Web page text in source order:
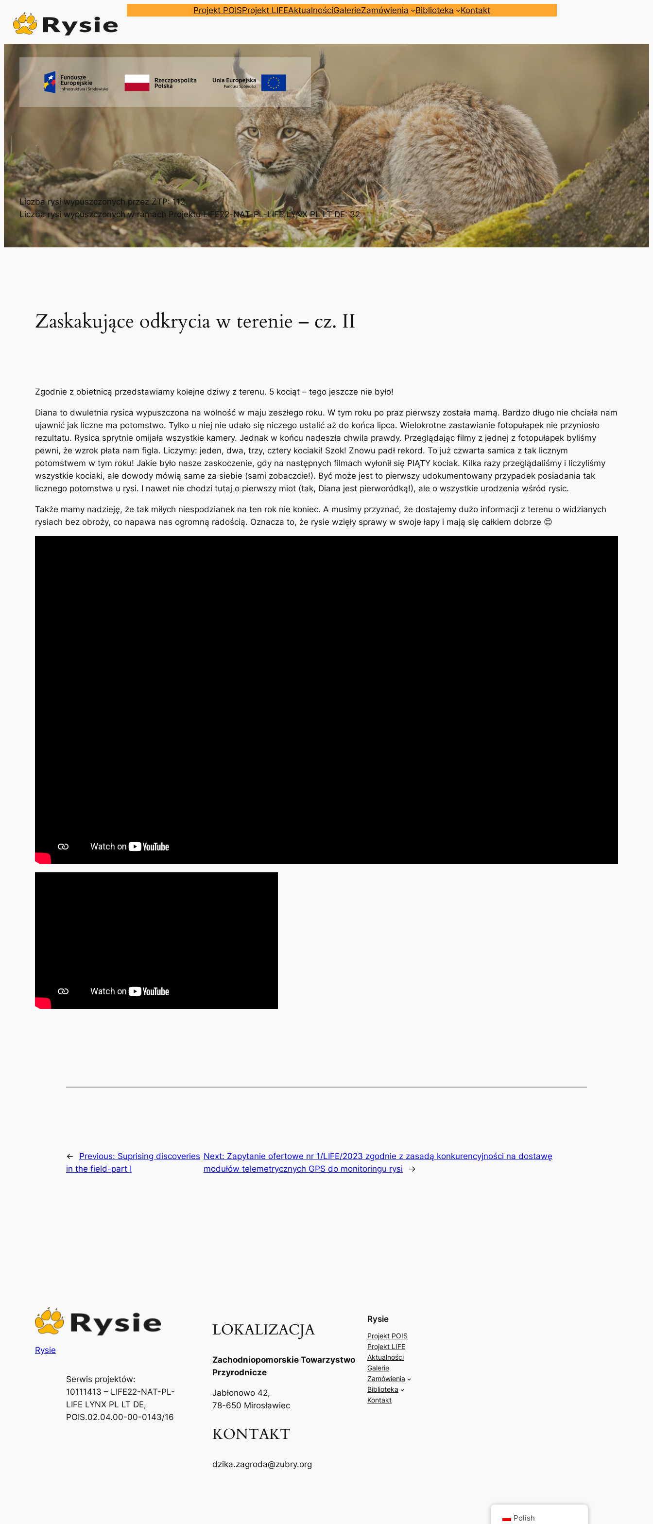
Przejdź
do
treści
Projekt POISProjekt LIFEAktualnościGalerieZamówienia Biblioteka Kontakt
Liczba rysi wypuszczonych przez ZTP: 112
Liczba rysi wypuszczonych w ramach Projektu LIFE22-NAT-PL-LIFE LYNX PL LT DE: 32
Zaskakujące odkrycia w terenie – cz. II
Zgodnie z obietnicą przedstawiamy kolejne dziwy z terenu. 5 kociąt – tego jeszcze nie było!
Diana to dwuletnia rysica wypuszczona na wolność w maju zeszłego roku. W tym roku po praz pierwszy została mamą. Bardzo długo nie chciała nam
ujawnić jak liczne ma potomstwo. Tylko u niej nie udało się niczego ustalić aż do końca lipca. Wielokrotne zastawianie fotopułapek nie przyniosło
rezultatu. Rysica sprytnie omijała wszystkie kamery. Jednak w końcu nadeszła chwila prawdy. Przeglądając filmy z jednej z fotopułapek byliśmy
pewni, że wzrok płata nam figla. Liczymy: jeden, dwa, trzy, cztery kociaki! Szok! Znowu padł rekord. To już czwarta samica z tak licznym
potomstwem w tym roku! Jakie było nasze zaskoczenie, gdy na następnych filmach wyłonił się PIĄTY kociak. Kilka razy przeglądaliśmy i liczyliśmy
wszystkie kociaki, ale dowody mówią same za siebie (sami zobaczcie!). Być może jest to pierwszy udokumentowany przypadek posiadania tak
licznego potomstwa u rysi. I nawet nie chodzi tutaj o pierwszy miot (tak, Diana jest pierworódką!), ale o wszystkie urodzenia wśród rysic.
Także mamy nadzieję, że tak miłych niespodzianek na ten rok nie koniec. A musimy przyznać, że dostajemy dużo informacji z terenu o widzianych
rysiach bez obroży, co napawa nas ogromną radością. Oznacza to, że rysie wzięły sprawy w swoje łapy i mają się całkiem dobrze 😊
← Previous: Suprising discoveries
in the field-part I
Next: Zapytanie ofertowe nr 1/LIFE/2023 zgodnie z zasadą konkurencyjności na dostawę
modułów telemetrycznych GPS do monitoringu rysi
→
Rysie
Serwis projektów:
10111413 – LIFE22-NAT-PL-
LIFE LYNX PL LT DE,
POIS.02.04.00-00-0143/16
LOKALIZACJA
Zachodniopomorskie Towarzystwo
Przyrodnicze
Jabłonowo 42,
78-650 Mirosławiec
KONTAKT
dzika.zagroda@zubry.org
Rysie
Projekt POIS
Projekt LIFE
Aktualności
Galerie
Zamówienia
Biblioteka
Kontakt
Polish